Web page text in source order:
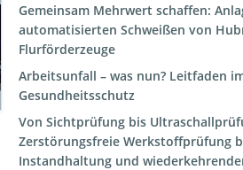
Gemeinsam Mehrwert schaffen:
automatisierten Schweißen von
Flurförderzeuge
Arbeitsunfall – was nun? Leitfaden
Gesundheitsschutz
Von Sichtprüfung bis
Zerstörungsfreie Werkstoffprüfung
Instandhaltung und